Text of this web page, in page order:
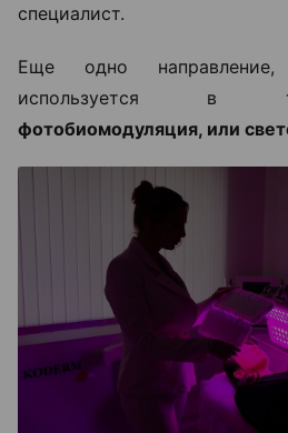
специалист.
Еще одно направление,
используется в
фотобиомодуляция, или